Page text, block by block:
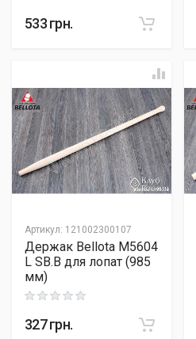
533грн.
Артикул: 121002300107
Держак Bellota M5604
L SB.B для лопат (985
мм)
Rating: 0 out of 5
327грн.